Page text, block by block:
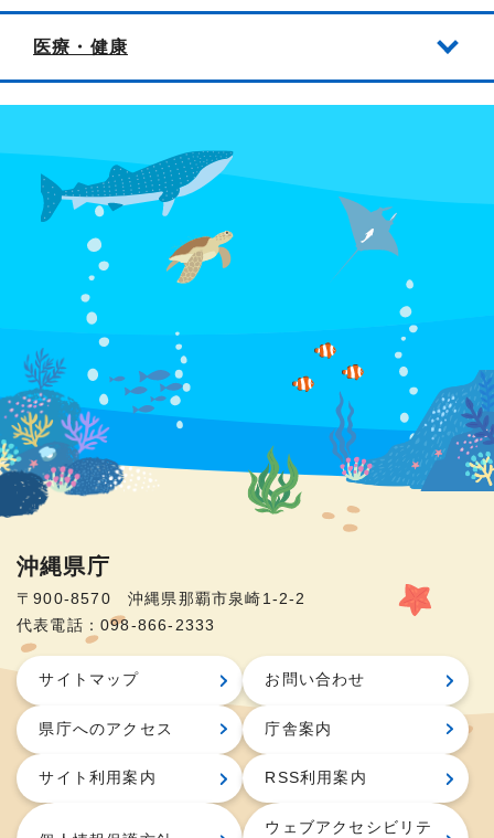
医療・健康
沖縄県庁
〒900-8570 沖縄県那覇市泉崎1-2-2
代表電話：098-866-2333
サイトマップ お問い合わせ
県庁へのアクセス 庁舎案内
サイト利用案内 RSS利用案内
ウェブアクセシビリテ